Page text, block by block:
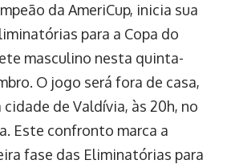
da AmeriCup, inicia sua
para a Copa do
masculino nesta quinta-
O jogo será fora de casa,
de Valdívia, às 20h, no
Este confronto marca a
fase das Eliminatórias para